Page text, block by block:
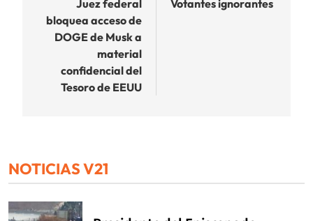
entradas
Juez federal
bloquea acceso de
DOGE de Musk a
material
confidencial del
Tesoro de EEUU
Votantes ignorantes
NOTICIAS V21